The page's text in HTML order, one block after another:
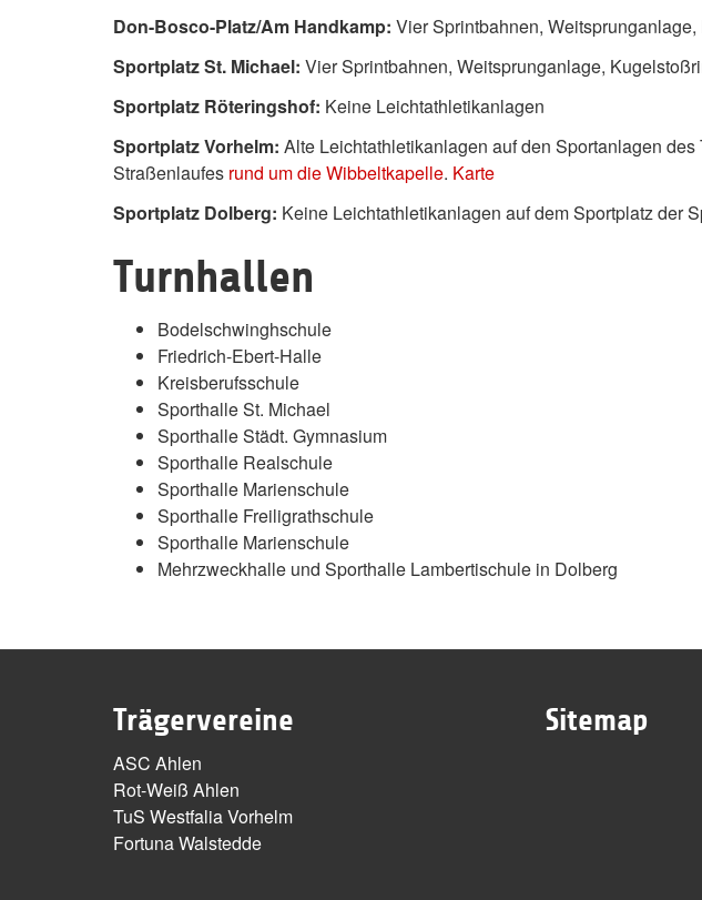
Don-Bosco-Platz/Am Handkamp: Vier Sprintbahnen,
Sportplatz St. Michael: Vier Sprintbahnen, Weitsprunganlage,
Sportplatz Röteringshof: Keine Leichtathletikanlagen
Sportplatz Vorhelm: Alte Leichtathletikanlagen auf den Sportanlagen
Straßenlaufes rund um die Wibbeltkapelle. Karte
Sportplatz Dolberg: Keine Leichtathletikanlagen auf dem Sportplatz der
Turnhallen
Bodelschwinghschule
Friedrich-Ebert-Halle
Kreisberufsschule
Sporthalle St. Michael
Sporthalle Städt. Gymnasium
Sporthalle Realschule
Sporthalle Marienschule
Sporthalle Freiligrathschule
Sporthalle Marienschule
Mehrzweckhalle und Sporthalle Lambertischule in Dolberg
Trägervereine
ASC Ahlen
Rot-Weiß Ahlen
TuS Westfalia Vorhelm
Fortuna Walstedde
Sitemap